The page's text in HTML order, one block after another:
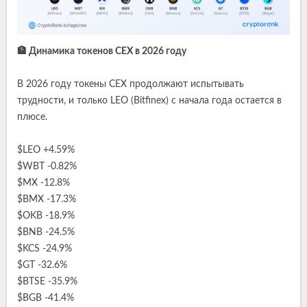
🏦 Динамика токенов CEX в 2026 году
В 2026 году токены CEX продолжают испытывать
трудности, и только LEO (Bitfinex) с начала года остается в
плюсе.
$LEO +4.59%
$WBT -0.82%
$MX -12.8%
$BMX -17.3%
$OKB -18.9%
$BNB -24.5%
$KCS -24.9%
$GT -32.6%
$BTSE -35.9%
$BGB -41.4%